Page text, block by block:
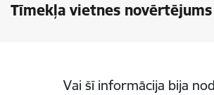
Tīmekļa vietnes novērtējums
Vai šī informācija bija